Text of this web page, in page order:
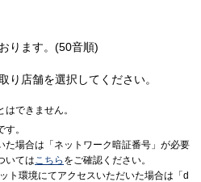
ります。(50音順)
り店舗を選択してください。
できません。
。
た場合は「ネットワーク暗証番号」が必要
いてはこちら をご確認ください。
ト環境にてアクセスいただいた場合は「d